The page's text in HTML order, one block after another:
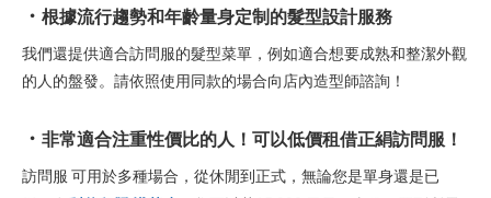
根據流行趨勢和年齡量身定制的髮型設計服務
我們還提供適合訪問服的髮型菜單，例如適合想要成熟和整潔外觀
的人的盤發。請依照使用同款的場合向店內造型師諮詢！
非常適合注重性價比的人！可以低價租借正絹訪問服！
訪問服 可用於多種場合，從休閒到正式，無論您是單身還是已